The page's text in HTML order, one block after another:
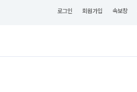
로그인 회원가입 속보창